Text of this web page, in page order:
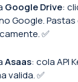
Google Drive:
Google. Pastas
✅
Asaas: cola API
valida. ✅